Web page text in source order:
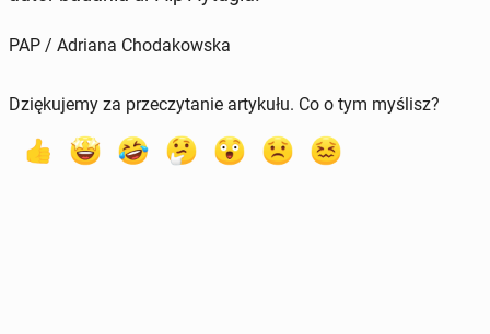
PAP / Adriana Chodakowska
Dziękujemy za przeczytanie artykułu. Co o tym myślisz?